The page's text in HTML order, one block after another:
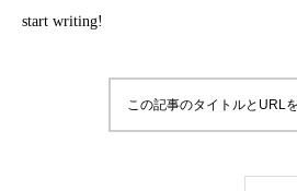
start writing!
この記事のタイトルとURL